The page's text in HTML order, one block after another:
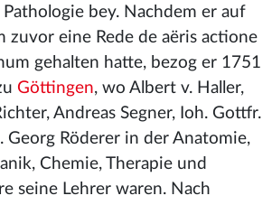
bey. Nachdem er auf
zuvor eine Rede de aëris actione
gehalten hatte, bezog er 1751
Göttingen, wo Albert v. Haller,
Andreas Segner, Ioh. Gottfr.
Georg Röderer in der Anatomie,
Chemie, Therapie und
seine Lehrer waren. Nach